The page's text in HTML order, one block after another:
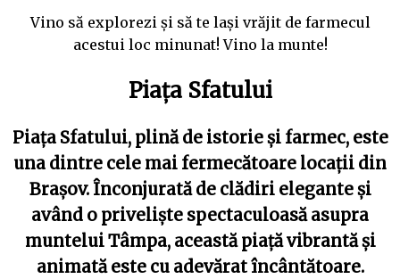
Vino să explorezi și să te lași vrăjit de farmecul
acestui loc minunat! Vino la munte!
Piața Sfatului
Piața Sfatului, plină de istorie și farmec, este
una dintre cele mai fermecătoare locații din
Brașov. Înconjurată de clădiri elegante și
având o priveliște spectaculoasă asupra
muntelui Tâmpa, această piață vibrantă și
animată este cu adevărat încântătoare.